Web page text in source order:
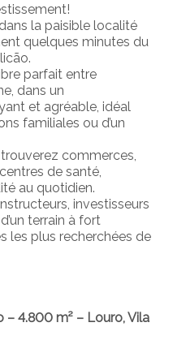
la paisible localité
quelques minutes du
parfait entre
dans un
et agréable, idéal
familiales ou d’un
commerces,
de santé,
au quotidien.
investisseurs
terrain à fort
les plus recherchées de
4.800 m² – Louro, Vila